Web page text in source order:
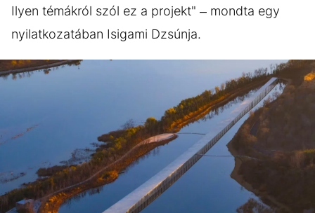
Ilyen témákról szól ez a projekt" – mondta egy
nyilatkozatában Isigami Dzsúnja.